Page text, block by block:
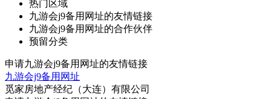
热门区域
九游会j9备用网址的友情链接
九游会j9备用网址的合作伙伴
预留分类
申请九游会j9备用网址的友情链接
九游会j9备用网址
觅家房地产经纪（大连）有限公司